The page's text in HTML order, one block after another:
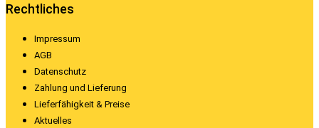
Rechtliches
Impressum
AGB
Datenschutz
Zahlung und Lieferung
Lieferfähigkeit & Preise
Aktuelles